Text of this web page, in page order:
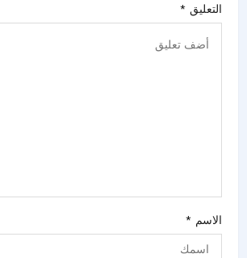
التعليق *
الاسم *